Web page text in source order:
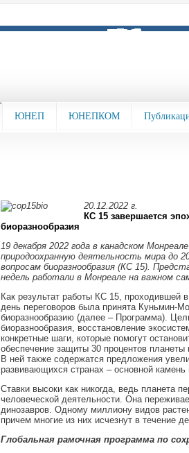
ЮНЕП ЮНЕПКОМ
20.12.2022 г.
КС 15 завершается
биоразнообразия
19 декабря 2022 года в канадском
природоохранную деятельность мира до
вопросам биоразнообразия (КС 15).
недель работали в Монреале на важном
Как результат работы КС 15, проходившей
день переговоров была принята Куньмин-
биоразнообразию (далее – Программа).
биоразнообразия, восстановление
конкретные шаги, которые помогут
обеспечение защиты 30 процентов планеты
В ней также содержатся предложения
развивающихся странах – основной камень
Ставки высоки как никогда, ведь планета
человеческой деятельности. Она
динозавров. Одному миллиону видов
причем многие из них исчезнут в течение
Глобальная рамочная программа по